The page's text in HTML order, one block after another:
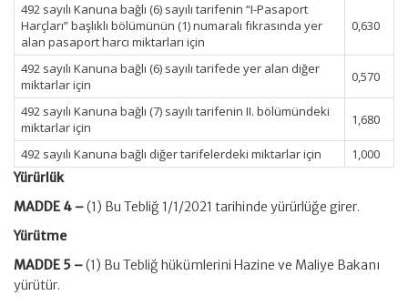
492 sayılı Kanuna bağlı (6) sayılı tarifenin “I-Pasaport
Harçları” başlıklı bölümünün (1) numaralı fıkrasında yer
alan pasaport harcı miktarları için
0,630
492 sayılı Kanuna bağlı (6) sayılı tarifede yer alan diğer
miktarlar için
0,570
492 sayılı Kanuna bağlı (7) sayılı tarifenin II. bölümündeki
miktarlar için
1,680
492 sayılı Kanuna bağlı diğer tarifelerdeki miktarlar için
1,000
Yürürlük
MADDE 4 –(1) Bu Tebliğ 1/1/2021 tarihinde yürürlüğe girer.
Yürütme
MADDE 5 –(1) Bu Tebliğ hükümlerini Hazine ve Maliye Bakanı
yürütür.